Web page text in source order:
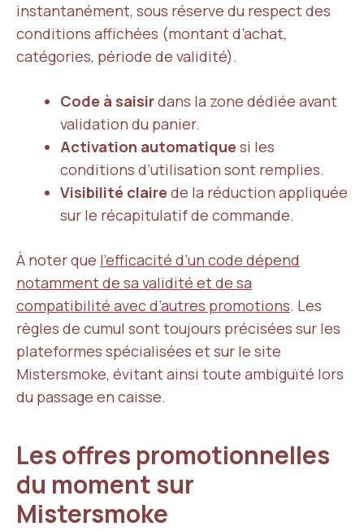
instantanément, sous réserve du respect des
conditions affichées (montant d’achat,
catégories, période de validité).
Code à saisirdans la zone dédiée avant
validation du panier.
Activation automatique si les
conditions d’utilisation sont remplies.
Visibilité claire de la réduction appliquée
sur le récapitulatif de commande.
À noter que l’efficacité d’un code dépend
notamment de sa validité et de sa
compatibilité avec d’autres promotions. Les
règles de cumul sont toujours précisées sur les
plateformes spécialisées et sur le site
Mistersmoke, évitant ainsi toute ambiguïté lors
du passage en caisse.
Les offres promotionnelles
du moment sur
Mistersmoke